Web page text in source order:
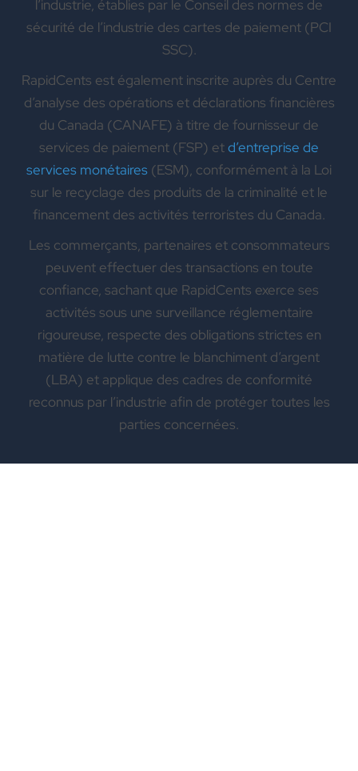
l’industrie, établies par le Conseil des normes de
sécurité de l’industrie des cartes de paiement (PCI
SSC).
RapidCents est également inscrite auprès du Centre
d’analyse des opérations et déclarations financières
du Canada (CANAFE) à titre de fournisseur de
services de paiement (FSP) etd’entreprise de
services monétaires (ESM), conformément à la Loi
sur le recyclage des produits de la criminalité et le
financement des activités terroristes du Canada.
Les commerçants, partenaires et consommateurs
peuvent effectuer des transactions en toute
confiance, sachant que RapidCents exerce ses
activités sous une surveillance réglementaire
rigoureuse, respecte des obligations strictes en
matière de lutte contre le blanchiment d’argent
(LBA) et applique des cadres de conformité
reconnus par l’industrie afin de protéger toutes les
parties concernées.